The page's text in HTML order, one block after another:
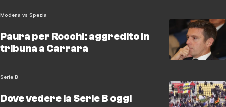
Modena vs Spezia
Paura per Rocchi: aggredito in
tribuna a Carrara
Serie B
Dove vedere la Serie B oggi